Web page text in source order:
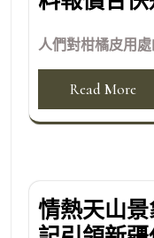
人們對柑橘皮用處
Read More
情熱天山